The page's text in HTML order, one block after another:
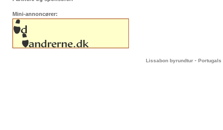
Mini-annoncører:
Lissabon byrundtur - Portugals